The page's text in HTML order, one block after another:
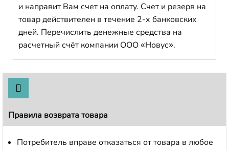
и направит Вам счет на оплату. Счет и резерв на
товар действителен в течение 2-х банковских
дней. Перечислить денежные средства на
расчетный счёт компании ООО «Новус».
Правила возврата товара
Потребитель вправе отказаться от товара в любое